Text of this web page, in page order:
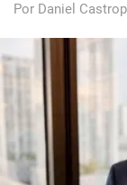
Por Daniel